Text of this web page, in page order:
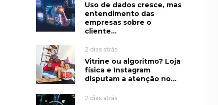
Uso de dados cresce, mas
entendimento das
empresas sobre o
cliente...
2 dias atrás
Vitrine ou algoritmo? Loja
física e Instagram
disputam a atenção no...
2 dias atrás